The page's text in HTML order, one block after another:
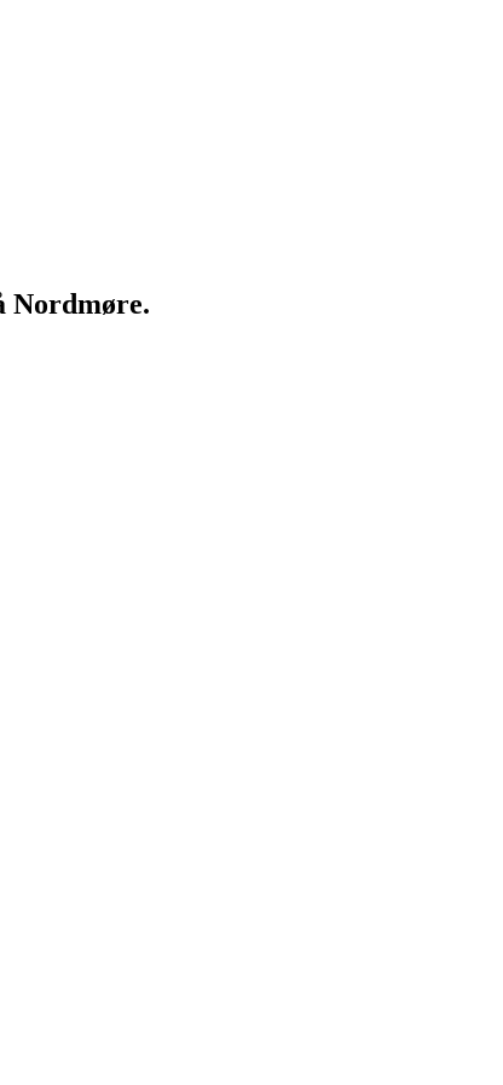
Nordmøre.